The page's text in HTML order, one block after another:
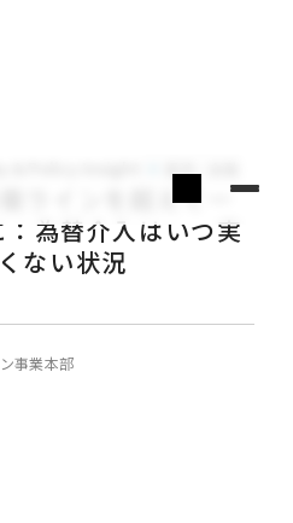
& Policy Insight
ラインを超えて一
為替介入はいつ実
ない状況
事業本部